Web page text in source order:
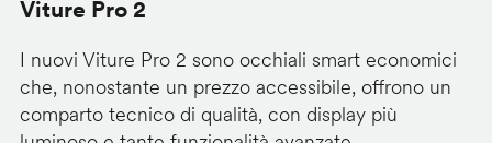
Viture Pro 2
I nuovi Viture Pro 2 sono occhiali smart economici
che, nonostante un prezzo accessibile, offrono un
comparto tecnico di qualità, con display più